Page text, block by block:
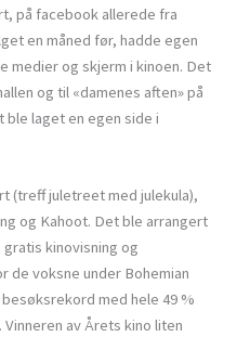
på facebook allerede fra
en måned før, hadde egen
medier og skjerm i kinoen. Det
og til «damenes aften» på
laget en egen side i
(treff juletreet med julekula),
og Kahoot. Det ble arrangert
kinovisning og
voksne under Bohemian
med hele 49 %
av Årets kino liten